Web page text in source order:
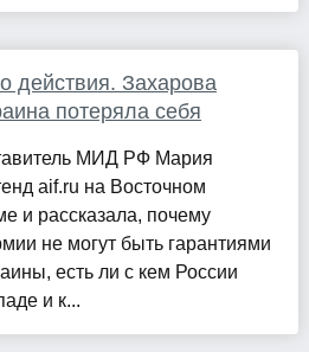
действия. Захарова
потеряла себя
МИД РФ Мария
aif.ru на Восточном
и рассказала, почему
не могут быть гарантиями
есть ли с кем России
и к...